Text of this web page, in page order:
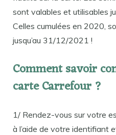
sont valables et utilisables
Celles cumulées en 2020,
jusqu’au 31/12/2021 !
Comment savoir
carte Carrefour ?
1/ Rendez-vous sur votre
à l’aide de votre identifiant